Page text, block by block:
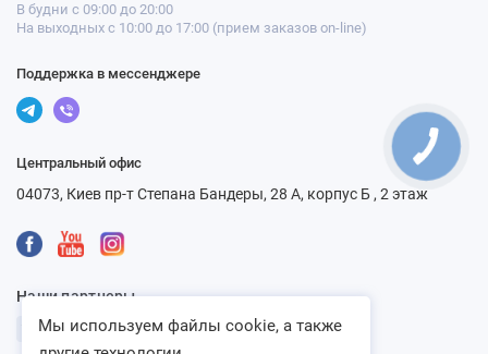
В будни с 09:00 до 20:00
На выходных с 10:00 до 17:00 (прием заказов on-line)
Поддержка в мессенджере
Центральный офис
04073, Киев пр-т Степана Бандеры, 28 А, корпус Б , 2 этаж
Наши партнеры
Мы используем файлы cookie, а также